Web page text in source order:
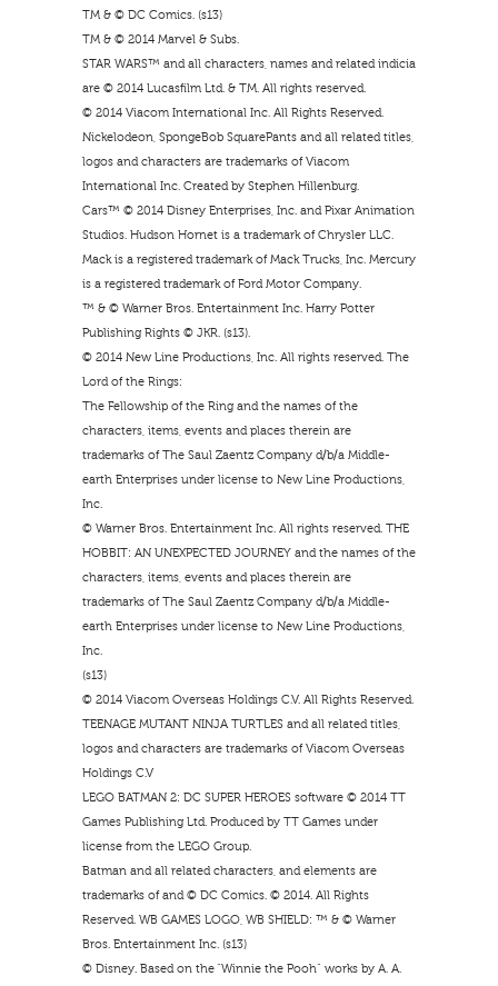
TM & © DC Comics. (s13)
TM & © 2014 Marvel & Subs.
STAR WARS™ and all characters, names and related indicia
are © 2014 Lucasfilm Ltd. & TM. All rights reserved.
© 2014 Viacom International Inc. All Rights Reserved.
Nickelodeon, SpongeBob SquarePants and all related titles,
logos and characters are trademarks of Viacom
International Inc. Created by Stephen Hillenburg.
Cars™ © 2014 Disney Enterprises, Inc. and Pixar Animation
Studios. Hudson Hornet is a trademark of Chrysler LLC.
Mack is a registered trademark of Mack Trucks, Inc. Mercury
is a registered trademark of Ford Motor Company.
™ & © Warner Bros. Entertainment Inc. Harry Potter
Publishing Rights © JKR. (s13).
© 2014 New Line Productions, Inc. All rights reserved. The
Lord of the Rings:
The Fellowship of the Ring and the names of the
characters, items, events and places therein are
trademarks of The Saul Zaentz Company d/b/a Middle-
earth Enterprises under license to New Line Productions,
Inc.
© Warner Bros. Entertainment Inc. All rights reserved. THE
HOBBIT: AN UNEXPECTED JOURNEY and the names of the
characters, items, events and places therein are
trademarks of The Saul Zaentz Company d/b/a Middle-
earth Enterprises under license to New Line Productions,
Inc.
(s13)
© 2014 Viacom Overseas Holdings C.V. All Rights Reserved.
TEENAGE MUTANT NINJA TURTLES and all related titles,
logos and characters are trademarks of Viacom Overseas
Holdings C.V
LEGO BATMAN 2: DC SUPER HEROES software © 2014 TT
Games Publishing Ltd. Produced by TT Games under
license from the LEGO Group.
Batman and all related characters, and elements are
trademarks of and © DC Comics. © 2014. All Rights
Reserved. WB GAMES LOGO, WB SHIELD: ™ & © Warner
Bros. Entertainment Inc. (s13)
© Disney. Based on the “Winnie the Pooh” works by A. A.